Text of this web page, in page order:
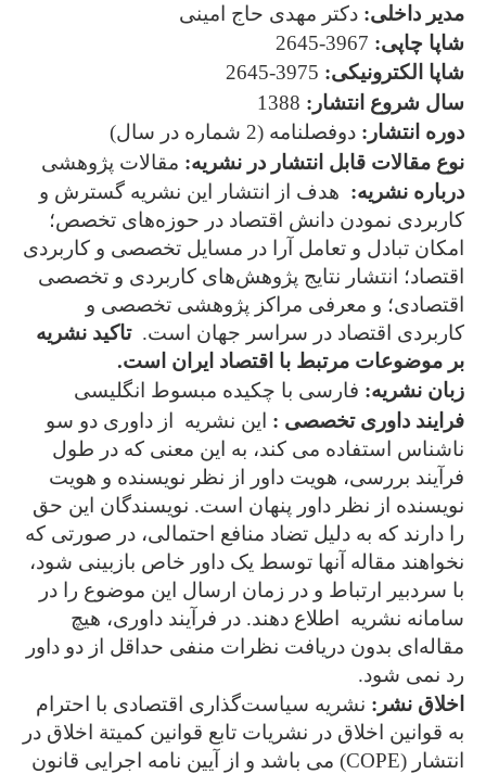
مدیر داخلی: دکتر مهدی حاج امینی
شاپا چاپی: 3967-2645
شاپا الکترونیکی: 3975-2645
سال شروع انتشار: 1388
دوره انتشار: دوفصلنامه (2 شماره در سال)
نوع مقالات قابل انتشار در نشریه: مقالات پژوهشی
درباره نشریه: هدف از انتشار این نشریه گسترش و
کاربردی نمودن دانش اقتصاد در حوزه‌های تخصص؛
امکان تبادل و تعامل آرا در مسایل تخصصی و کاربردی
اقتصاد؛ انتشار نتایج پژوهش‌های کاربردی و تخصصی
اقتصادی؛ و معرفی مراکز پژوهشی تخصصی و
کاربردی اقتصاد در سراسر جهان است.تاکید نشریه
بر موضوعات مرتبط با اقتصاد ایران است.
زبان نشریه: فارسی با چکیده مبسوط انگلیسی
فرایند داوری تخصصی : این نشریه از داوری دو سو
ناشناس استفاده می کند، به این معنی که در طول
فرآیند بررسی، هویت داور از نظر نویسنده و هویت
نویسنده از نظر داور پنهان است. نویسندگان این حق
را دارند که به دلیل تضاد منافع احتمالی، در صورتی که
نخواهند مقاله آنها توسط یک داور خاص بازبینی شود،
با سردبیر ارتباط و در زمان ارسال این موضوع را در
سامانه نشریه اطلاع دهند. در فرآیند داوری، هیچ
مقاله‌ای بدون دریافت نظرات منفی حداقل از دو داور
رد نمی شود.
اخلاق نشر: نشریه سیاست‌گذاری اقتصادی با احترام
به قوانین اخلاق در نشریات تابع قوانین کمیتة اخلاق در
انتشار (COPE) می باشد و از آیین نامه اجرایی قانون